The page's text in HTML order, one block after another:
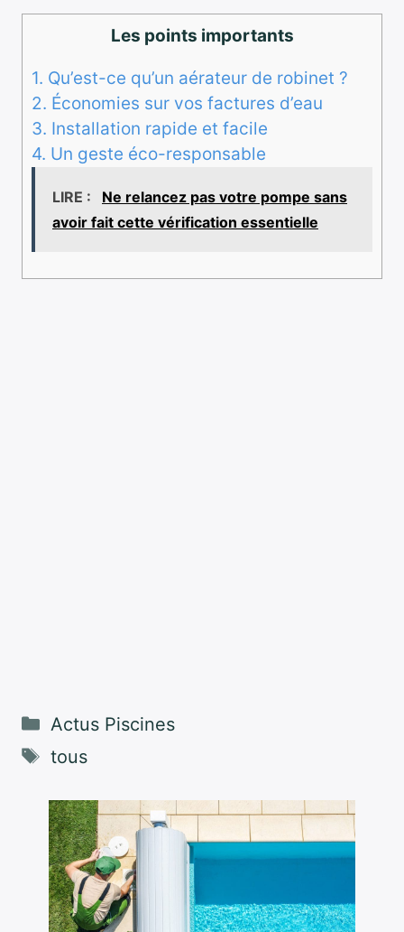
Les points importants
1. Qu’est-ce qu’un aérateur de robinet ?
2. Économies sur vos factures d’eau
3. Installation rapide et facile
4. Un geste éco-responsable
LIRE :
Ne relancez pas votre pompe sans
avoir fait cette vérification essentielle
Catégories
Actus Piscines
Étiquettes
tous